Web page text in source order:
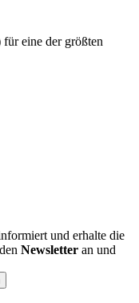
eine der größten
und erhalte die
Newsletter an und